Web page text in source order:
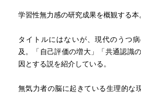
学習性無力感の研究成果を概観する本
タイトルにはないが、現代のうつ
及。「自己評価の増大」「共通認識
因とする説を紹介している。
無気力者の脳に起きている生理的な